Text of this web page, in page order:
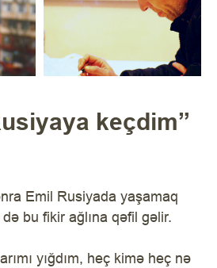
keçdim”
Emil Rusiyada yaşamaq
bu fikir ağlına qəfil gəlir.
yığdım, heç kimə heç nə